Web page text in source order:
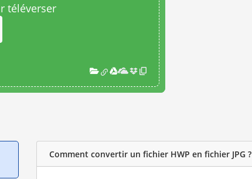
téléverser
Comment convertir un fichier HWP en fichier JPG ?